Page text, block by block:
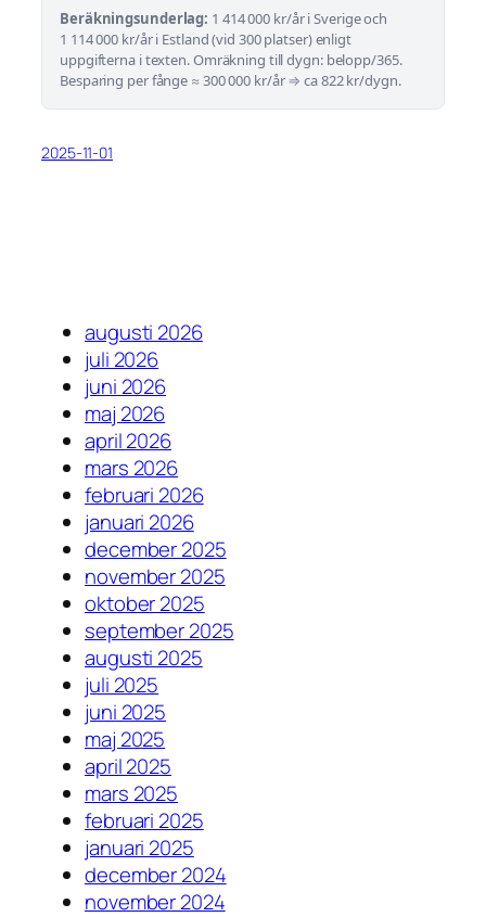
Beräkningsunderlag: 1 414 000 kr/år i Sverige och
1 114 000 kr/år i Estland (vid 300 platser) enligt
uppgifterna i texten. Omräkning till dygn: belopp/365.
Besparing per fånge ≈ 300 000 kr/år ⇒ ca 822 kr/dygn.
2025-11-01
augusti 2026
juli 2026
juni 2026
maj 2026
april 2026
mars 2026
februari 2026
januari 2026
december 2025
november 2025
oktober 2025
september 2025
augusti 2025
juli 2025
juni 2025
maj 2025
april 2025
mars 2025
februari 2025
januari 2025
december 2024
november 2024